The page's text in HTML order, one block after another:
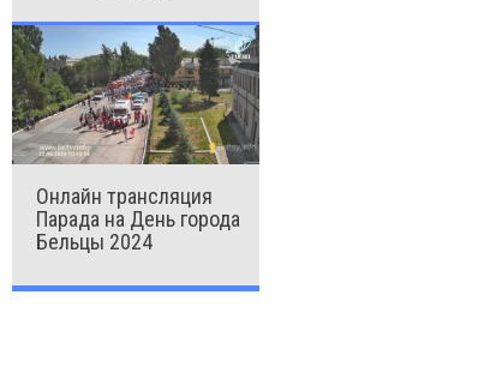
Онлайн трансляция
Парада на День города
Бельцы 2024